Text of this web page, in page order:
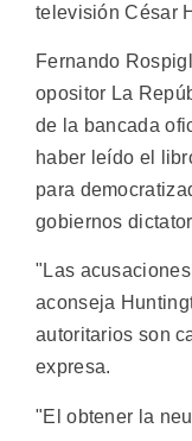
televisión César
Fernando
opositor La
de la bancada
haber leído el
para
gobiernos
"Las
aconseja
autoritarios son
expresa.
"El obtener la